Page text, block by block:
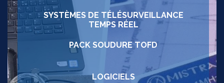
SYSTÈMES DE TÉLÉSURVEILLANCE
TEMPS RÉEL
PACK SOUDURE TOFD
LOGICIELS